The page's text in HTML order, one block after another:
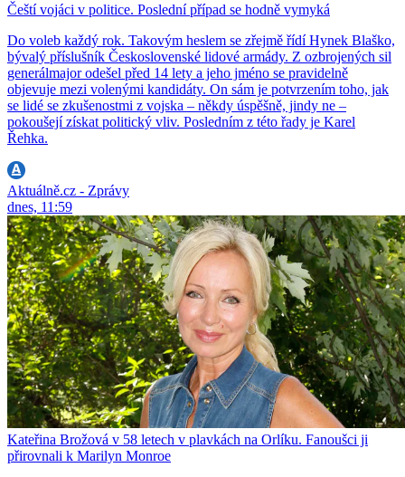
Čeští vojáci v politice. Poslední případ se hodně vymyká
Do voleb každý rok. Takovým heslem se zřejmě řídí Hynek Blaško,
bývalý příslušník Československé lidové armády. Z ozbrojených sil
generálmajor odešel před 14 lety a jeho jméno se pravidelně
objevuje mezi volenými kandidáty. On sám je potvrzením toho, jak
se lidé se zkušenostmi z vojska – někdy úspěšně, jindy ne –
pokoušejí získat politický vliv. Posledním z této řady je Karel
Řehka.
Aktuálně.cz - Zprávy
dnes, 11:59
Kateřina Brožová v 58 letech v plavkách na Orlíku. Fanoušci ji
přirovnali k Marilyn Monroe